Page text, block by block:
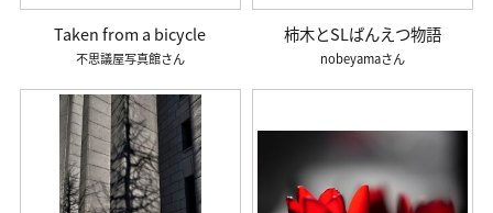
Taken from a bicycle
不思議屋写真館
柿木とSLばんえつ物語
nobeyama